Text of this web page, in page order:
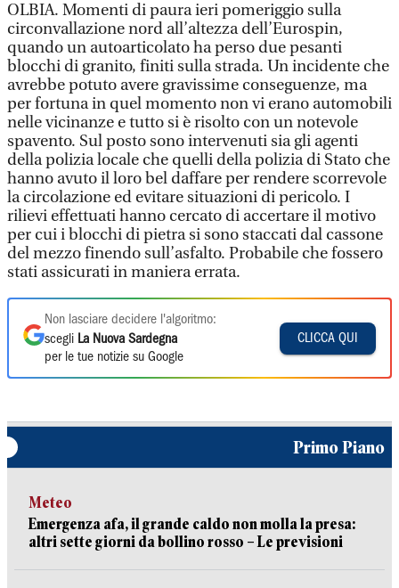
OLBIA. Momenti di paura ieri pomeriggio sulla
circonvallazione nord all’altezza dell’Eurospin,
quando un autoarticolato ha perso due pesanti
blocchi di granito, finiti sulla strada. Un incidente che
avrebbe potuto avere gravissime conseguenze, ma
per fortuna in quel momento non vi erano automobili
nelle vicinanze e tutto si è risolto con un notevole
spavento. Sul posto sono intervenuti sia gli agenti
della polizia locale che quelli della polizia di Stato che
hanno avuto il loro bel daffare per rendere scorrevole
la circolazione ed evitare situazioni di pericolo. I
rilievi effettuati hanno cercato di accertare il motivo
per cui i blocchi di pietra si sono staccati dal cassone
del mezzo finendo sull’asfalto. Probabile che fossero
stati assicurati in maniera errata.
Non lasciare decidere l'algoritmo:
scegli La Nuova Sardegna
per le tue notizie su Google
CLICCA QUI
Primo Piano
Meteo
Emergenza afa, il grande caldo non molla la presa:
altri sette giorni da bollino rosso – Le previsioni